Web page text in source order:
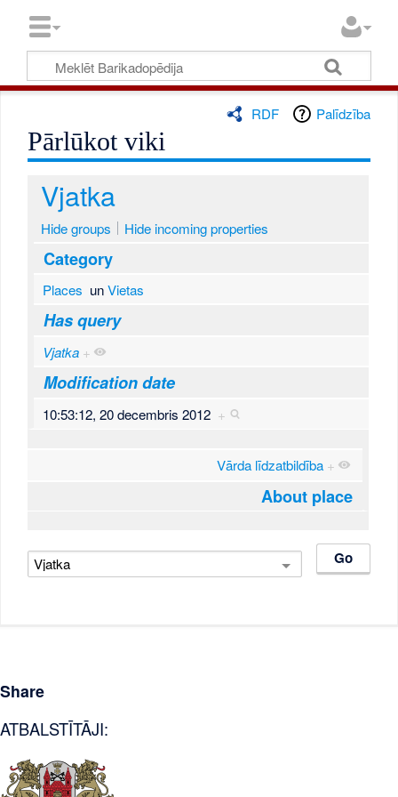
RDF Palīdzība
Pārlūkot viki
Vjatka
Hide groups Hide incoming properties
Category
Places unVietas
Has query
Vjatka +
Modification date
10:53:12, 20 decembris 2012 +
Vārda līdzatbildība +
About place
Share
ATBALSTĪTĀJI: